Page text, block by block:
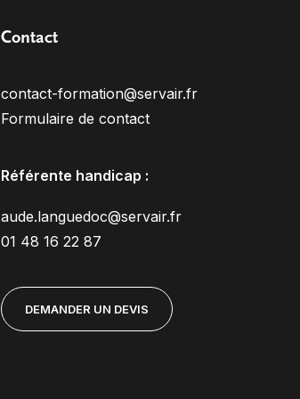
Contact
contact-formation@servair.fr
Formulaire de contact
Référente handicap :
aude.languedoc@servair.fr
01 48 16 22 87
DEMANDER UN DEVIS